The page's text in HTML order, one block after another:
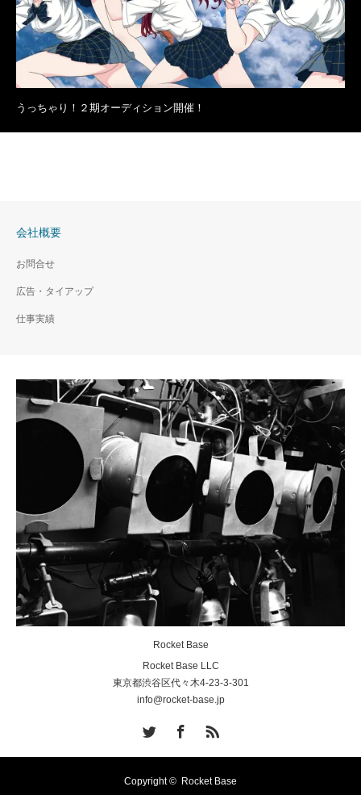
うっちゃり！２期オーディション開催！
会社概要
お問合せ
広告・タイアップ
仕事実績
Rocket Base
Rocket Base LLC
東京都渋谷区代々木4-23-3-301
info@rocket-base.jp
Copyright © Rocket Base